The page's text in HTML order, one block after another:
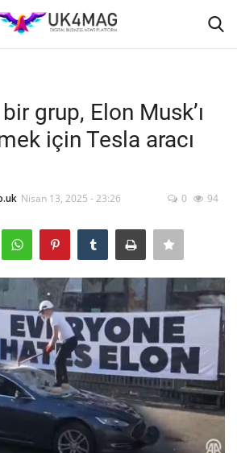
grup, Elon Musk’ı
için Tesla aracı
Nisan 13, 2025 - 23:26 0 94